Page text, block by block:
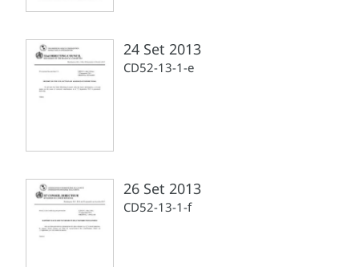
24 Set 2013
CD52-13-1-e
26 Set 2013
CD52-13-1-f